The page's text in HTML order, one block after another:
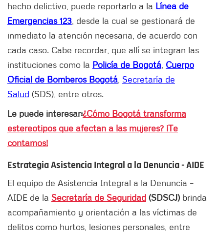
hecho delictivo, puede reportarlo a la Línea de
Emergencias 123 , desde la cual se gestionará de
inmediato la atención necesaria, de acuerdo con
cada caso. Cabe recordar, que allí se integran las
instituciones como la Policía de Bogotá Cuerpo
Oficial de Bomberos Bogotá Secretaría de
Salud (SDS), entre otros.
Le puede interesar:¿Cómo Bogotá transforma
estereotipos que afectan a las mujeres? ¡Te
contamos!
Estrategia Asistencia Integral a la Denuncia - AIDE
El equipo de Asistencia Integral a la Denuncia –
AIDE de la Secretaría de Seguridad (SDSCJ) brinda
acompañamiento y orientación a las víctimas de
delitos como hurtos, lesiones personales, entre